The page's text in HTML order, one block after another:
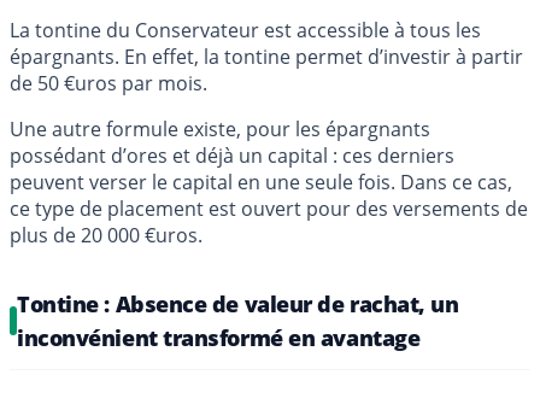
La tontine du Conservateur est accessible à tous les
épargnants. En effet, la tontine permet d’investir à partir
de 50 €uros par mois.
Une autre formule existe, pour les épargnants
possédant d’ores et déjà un capital : ces derniers
peuvent verser le capital en une seule fois. Dans ce cas,
ce type de placement est ouvert pour des versements de
plus de 20 000 €uros.
Tontine : Absence de valeur de rachat, un
inconvénient transformé en avantage